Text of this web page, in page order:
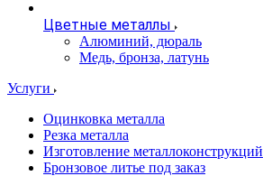
Цветные металлы
Алюминий, дюраль
Медь, бронза, латунь
Услуги
Оцинковка металла
Резка металла
Изготовление металлоконструкций
Бронзовое литье под заказ